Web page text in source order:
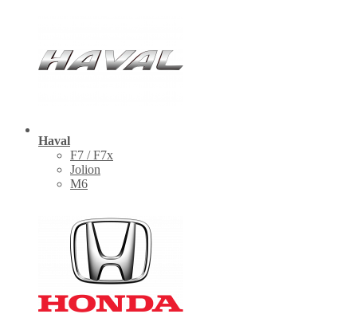
Haval
F7 / F7x
Jolion
M6